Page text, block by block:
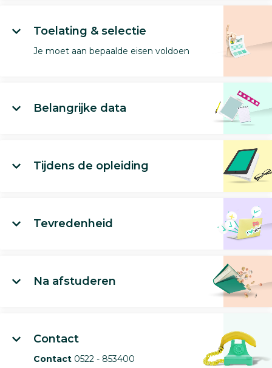
Toelating & selectie
Je moet aan bepaalde eisen voldoen
Belangrijke data
Tijdens de opleiding
Tevredenheid
Na afstuderen
Contact
Contact 0522 - 853400